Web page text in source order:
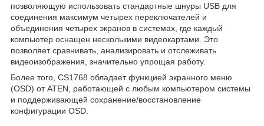
позволяющую использовать стандартные шнуры USB для
соединения максимум четырех переключателей и
объединения четырех экранов в системах, где каждый
компьютер оснащен несколькими видеокартами. Это
позволяет сравнивать, анализировать и отслеживать
видеоизображения, значительно упрощая работу.
Более того, CS1768 обладает функцией экранного меню
(OSD) от ATEN, работающей с любым компьютером системы
и поддерживающей сохранение/восстановление
конфигурации OSD.